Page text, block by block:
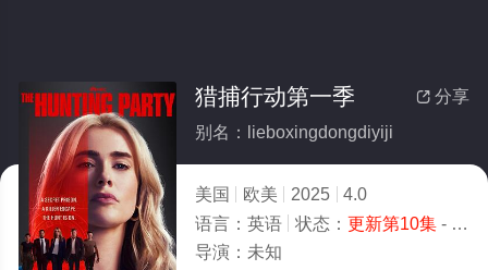
 分享
猎捕行动第一季
别名：lieboxingdongdiyiji
美国 欧美 2025
4.0
语言： 英语 状态： 更新第10集- 免费在线观看
导演： 未知